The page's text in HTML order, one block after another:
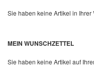
Quickview
Sie haben keine Artikel in Ihrer
MEIN WUNSCHZETTEL
Sie haben keine Artikel auf